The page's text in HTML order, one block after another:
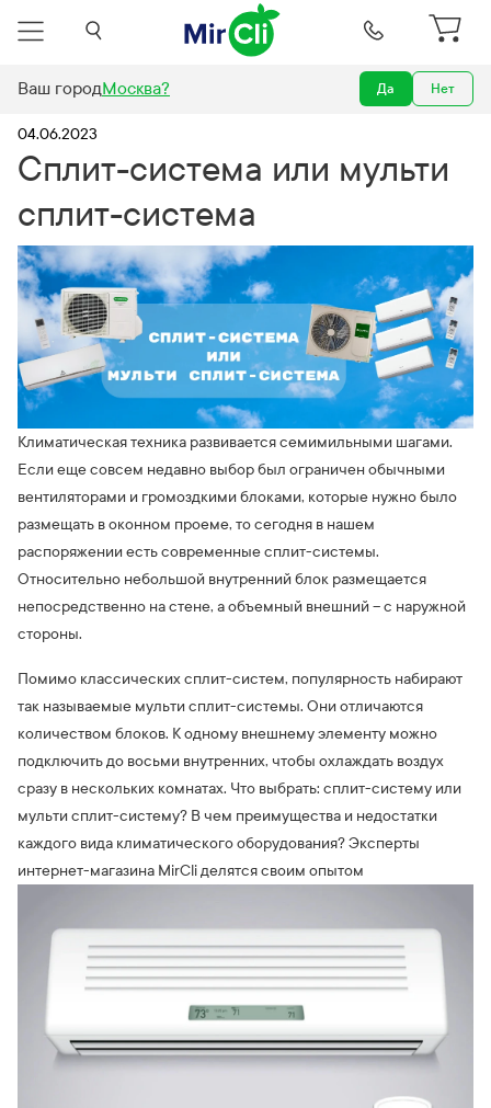
Ваш городМосква? Да Нет
НовостиСплит-система или мульти сплит-система
04.06.2023
Сплит-система или мульти
сплит-система
Климатическая техника развивается семимильными шагами.
Если еще совсем недавно выбор был ограничен обычными
вентиляторами и громоздкими блоками, которые нужно было
размещать в оконном проеме, то сегодня в нашем
распоряжении есть современные сплит-системы.
Относительно небольшой внутренний блок размещается
непосредственно на стене, а объемный внешний – с наружной
стороны.
Помимо классических сплит-систем, популярность набирают
так называемые мульти сплит-системы. Они отличаются
количеством блоков. К одному внешнему элементу можно
подключить до восьми внутренних, чтобы охлаждать воздух
сразу в нескольких комнатах. Что выбрать: сплит-систему или
мульти сплит-систему? В чем преимущества и недостатки
каждого вида климатического оборудования? Эксперты
интернет-магазина MirCli делятся своим опытом